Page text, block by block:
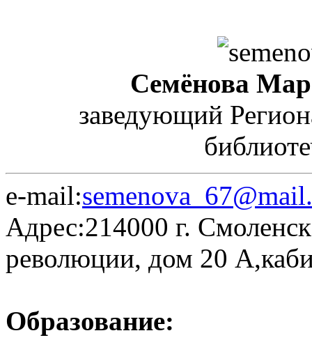
Семёнова
заведующий
e-mail:
Адрес:214000 г.
революции, дом 20
Образование: